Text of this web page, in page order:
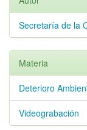
Secretaría de la
Materia
Deterioro
Videograbación